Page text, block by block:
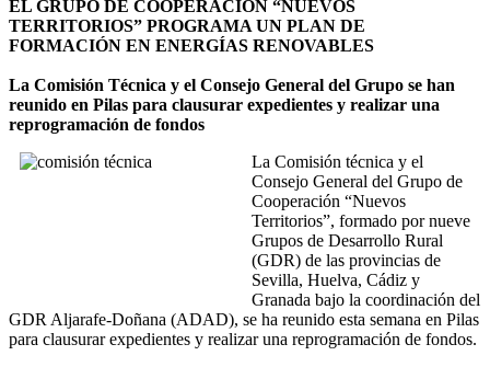
EL GRUPO DE COOPERACIÓN “NUEVOS
TERRITORIOS” PROGRAMA UN PLAN DE
FORMACIÓN EN ENERGÍAS RENOVABLES
La Comisión Técnica y el Consejo General del Grupo se han
reunido en Pilas para clausurar expedientes y realizar una
reprogramación de fondos
La Comisión técnica y el
Consejo General del Grupo de
Cooperación “Nuevos
Territorios”, formado por nueve
Grupos de Desarrollo Rural
(GDR) de las provincias de
Sevilla, Huelva, Cádiz y
Granada bajo la coordinación del
GDR Aljarafe-Doñana (ADAD), se ha reunido esta semana en Pilas
para clausurar expedientes y realizar una reprogramación de fondos.